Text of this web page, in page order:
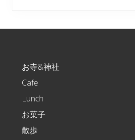
お寺&神社
Cafe
Lunch
お菓子
散歩